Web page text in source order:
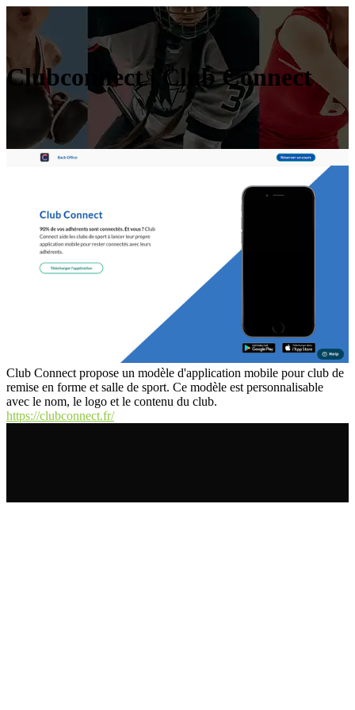
Clubconnect | Club Connect
Club Connect propose un modèle d'application mobile pour club de
remise en forme et salle de sport. Ce modèle est personnalisable
avec le nom, le logo et le contenu du club.
https://clubconnect.fr/